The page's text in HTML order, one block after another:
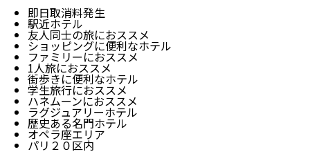
即日取消料発生
駅近ホテル
友人同士の旅におススメ
ショッピングに便利なホテル
ファミリーにおススメ
1人旅におススメ
街歩きに便利なホテル
学生旅行におススメ
ハネムーンにおススメ
ラグジュアリーホテル
歴史ある名門ホテル
オペラ座エリア
パリ２０区内